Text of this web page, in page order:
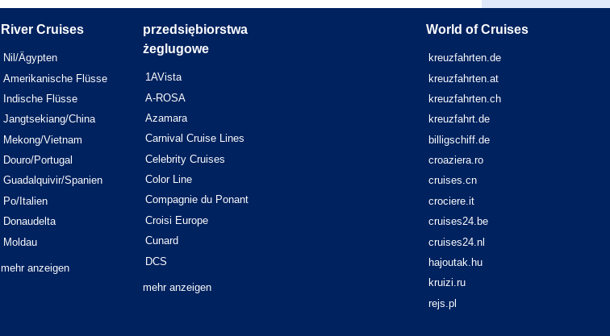
River Cruises
Nil/Ägypten
Amerikanische Flüsse
Indische Flüsse
Jangtsekiang/China
Mekong/Vietnam
Douro/Portugal
Guadalquivir/Spanien
Po/Italien
Donaudelta
Moldau
mehr anzeigen
przedsiębiorstwa
żeglugowe
1AVista
A-ROSA
Azamara
Carnival Cruise Lines
Celebrity Cruises
Color Line
Compagnie du Ponant
Croisi Europe
Cunard
DCS
mehr anzeigen
World of Cruises
kreuzfahrten.de
kreuzfahrten.at
kreuzfahrten.ch
kreuzfahrt.de
billigschiff.de
croaziera.ro
cruises.cn
crociere.it
cruises24.be
cruises24.nl
hajoutak.hu
kruizi.ru
rejs.pl